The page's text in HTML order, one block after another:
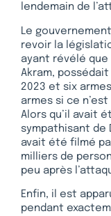
lendemain de
Le
revoir la
ayant révélé
Akram,
2023 et six
armes si ce
Alors qu’il avait
sympathisant de
avait été filmé
milliers de
peu après
Enfin, il est
pendant